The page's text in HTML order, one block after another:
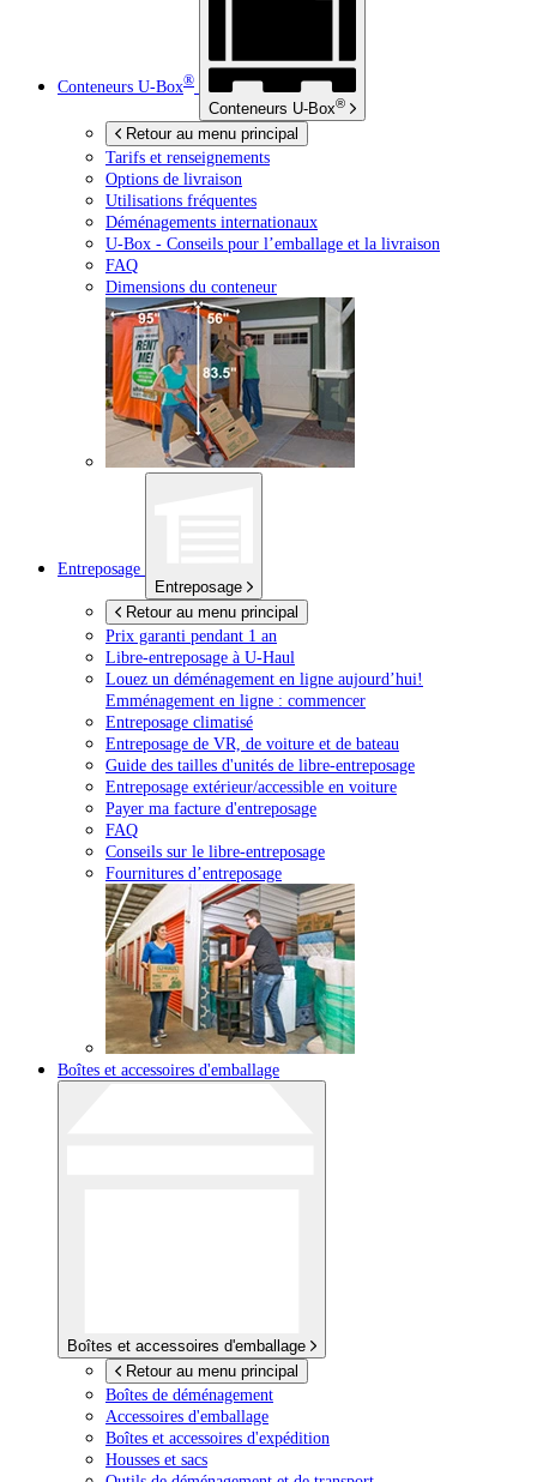
Conteneurs U-Box®
Conteneurs U-Box®
Retour au menu principal
Tarifs et renseignements
Options de livraison
Utilisations fréquentes
Déménagements internationaux
U-Box - Conseils pour l’emballage et la livraison
FAQ
Dimensions du conteneur
Entreposage
Entreposage
Retour au menu principal
Prix garanti pendant 1 an
Libre-entreposage à U-Haul
Louez un déménagement en ligne aujourd’hui!
Emménagement en ligne : commencer
Entreposage climatisé
Entreposage de VR, de voiture et de bateau
Guide des tailles d'unités de libre-entreposage
Entreposage extérieur/accessible en voiture
Payer ma facture d'entreposage
FAQ
Conseils sur le libre-entreposage
Fournitures d’entreposage
Boîtes et accessoires d'emballage
Boîtes et accessoires d'emballage
Retour au menu principal
Boîtes de déménagement
Accessoires d'emballage
Boîtes et accessoires d'expédition
Housses et sacs